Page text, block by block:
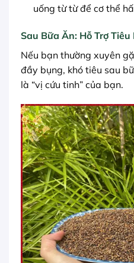
uống từ từ để cơ thể
Sau Bữa Ăn: Hỗ Trợ
Nếu bạn thường xuyên
đầy bụng, khó tiêu sau
là “vị cứu tinh” của bạn.